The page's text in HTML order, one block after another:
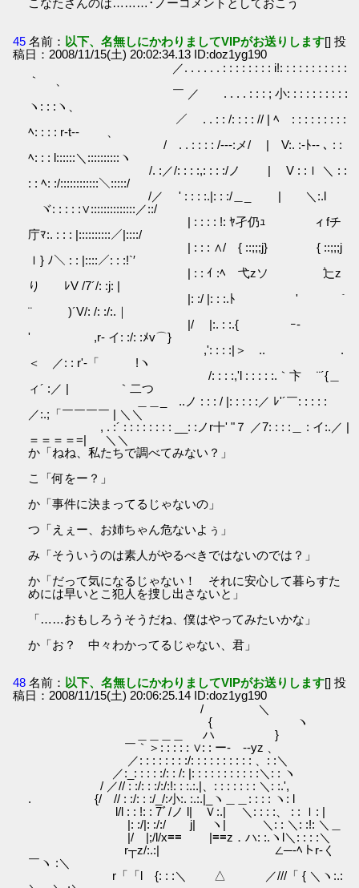
こなたさんのは………･ノーコメントとしておこう
45 名前： 以下、名無しにかわりましてVIPがお送りします[] 投
稿日：2008/11/15(土) 20:02:34.13 ID:doz1yg190
／. . . . . . : : : : : : : : i!: : : : : : : : : : :
｀ 、
￣ ／ . . . . : : : ; 小: : : : : : : : : :
ヽ: : :ヽ、
／ . . : : /: : : : // | ﾍ : : : : : : : : :
ﾍ: : : : r‐t‐- 、
/ . . : : : : /-‐‐:メ/ | V:. :-ﾄ‐- ､ : :
ﾍ: : : l::::::＼::::::::::ヽ
/. :／/: : : :,: : : :/ノ | V : :ｌ ＼ : :
: : ﾍ: :/::::::::::::＼:::::/
/／ ' : : : :.|: : :/＿_ | ＼:.l
ヾ: : : : :∨::::::::::::::／::/
| : : : : !: ﾔ孑仍ｭ ィfチ
庁ﾏ:. : : : |::::::::::／|::::/
| : : : ∧/ { ::;;;j} { ::;;;j
ｌ} ﾉ＼ : : |::::／: : :!`′
| : : ｲ :ﾍ 弋zソ 辷z
り ﾚV /7´/: :j: |
|: :/ |: : :.ﾄ ' ｀
¨ )´V/: /: :/:.｜
|/ |:. : :.{ ｰ‐
' ,r- イ: :/: :ﾒv⌒}
,': : : :|＞ .. .
＜ ／: : r'-「 !ヽ
/: : : :,'l : : : : :.｀卞 ¨´{＿
ィ´ :／ | ｀二つ
＿＿_ ..ノ : : : / |: : : : :／ ﾚ'´￣: : : : :
／:.;「￣￣￣￣ | ＼＼
, . :´ : : : : : : : : __: :ノr十' "７ ／7: : : :＿ : イ:.／ |
＝＝＝＝=| ＼＼
か「ねね、私たちで調べてみない？」
こ「何をー？」
か「事件に決まってるじゃないの」
つ「えぇー、お姉ちゃん危ないよぅ」
み「そういうのは素人がやるべきではないのでは？」
か「だって気になるじゃない！ それに安心して暮らすた
めには早いとこ犯人を捜し出さないと」
「……おもしろうそうだね、僕はやってみたいかな」
か「お？ 中々わかってるじゃない、君」
48 名前： 以下、名無しにかわりましてVIPがお送りします[] 投
稿日：2008/11/15(土) 20:06:25.14 ID:doz1yg190
/ ＼
{ ヽ
＿＿＿＿ ハ }
￣｀＞: : : : : ∨: : ー‐ --yz 、
／: : : : : : : :/: : : : : : : : : : 、: :＼
／:_: : : : :/: : /: |: : : : : : : : : : :＼: : ヽ
/ ／// : :/: : :/:/:!: : :.:.|、: : : : : : : ＼: :.',
. {/ // : :/: : :/_/:小:. :.:.|_ヽ＿＿: : : : ヽ: l
l/l : : !: : 7ﾞ/ノ l| Ｖ:.| ＼: : : :、 : : ｌ: |
|: :/|: :/:/ j| ヽ| ＼: : ＼: :!: ＼＿
|/ |;/l/x≡≡ |≡≡z．ハ: :.ヽl＼: : : :＼
r┬z/:.:| ∠─-ﾍトr-く
￣ヽ :＼
r「「l {: : :＼ △ ／///「 { ＼ヽ:.: